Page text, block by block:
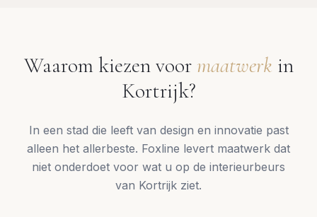
Waarom kiezen voor maatwerk in
Kortrijk?
In een stad die leeft van design en innovatie past
alleen het allerbeste. Foxline levert maatwerk dat
niet onderdoet voor wat u op de interieurbeurs
van Kortrijk ziet.